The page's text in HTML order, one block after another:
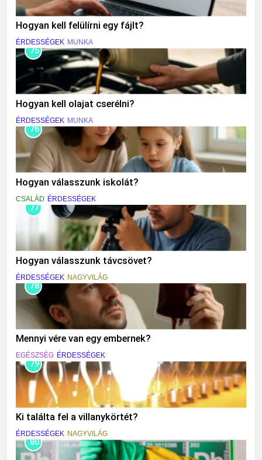
Hogyan kell felülírni egy fájlt?
ÉRDESSÉGEK MUNKA
75
Hogyan kell olajat cserélni?
ÉRDESSÉGEK MUNKA
76
Hogyan válasszunk iskolát?
CSALÁD ÉRDESSÉGEK
77
Hogyan válasszunk távcsövet?
ÉRDESSÉGEK NAGYVILÁG
78
Mennyi vére van egy embernek?
EGÉSZSÉG ÉRDESSÉGEK
79
Ki találta fel a villanykörtét?
ÉRDESSÉGEK NAGYVILÁG
80